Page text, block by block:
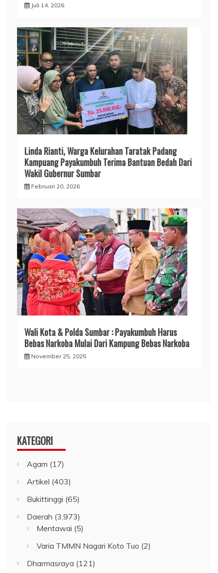
Juli 14, 2026
Linda Rianti, Warga Kelurahan Taratak Padang
Kampuang Payakumbuh Terima Bantuan Bedah Dari
Wakil Gubernur Sumbar
Februari 20, 2026
Wali Kota & Polda Sumbar : Payakumbuh Harus
Bebas Narkoba Mulai Dari Kampung Bebas Narkoba
November 25, 2025
KATEGORI
Agam (17)
Artikel (403)
Bukittinggi (65)
Daerah (3,973)
Mentawai (5)
Varia TMMN Nagari Koto Tuo (2)
Dharmasraya (121)